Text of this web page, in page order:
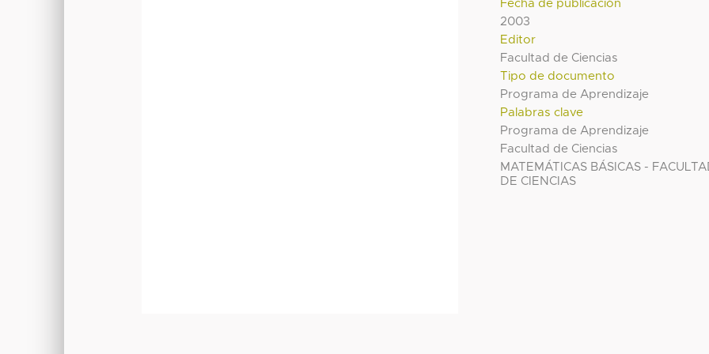
Fecha de publicación
2003
Editor
Facultad de Ciencias
Tipo de documento
Programa de Aprendizaje
Palabras clave
Programa de Aprendizaje
Facultad de Ciencias
MATEMÁTICAS BÁSICAS -
DE CIENCIAS